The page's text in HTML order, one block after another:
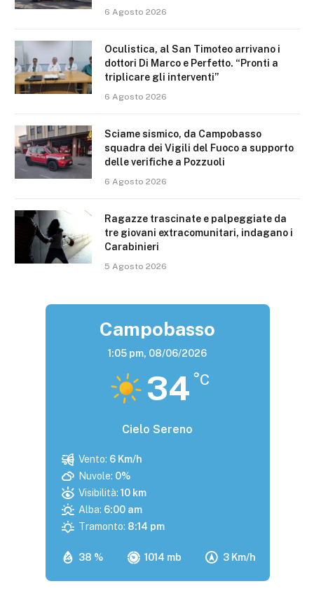
6 Agosto 2026
Oculistica, al San Timoteo arrivano i
dottori Di Marco e Perfetto. “Pronti a
triplicare gli interventi”
6 Agosto 2026
Sciame sismico, da Campobasso
squadra dei Vigili del Fuoco a supporto
delle verifiche a Pozzuoli
6 Agosto 2026
Ragazze trascinate e palpeggiate da
tre giovani extracomunitari, indagano i
Carabinieri
5 Agosto 2026
Campobasso
1:05 pm, 08/06/2026
34 °C
Cielo Sereno
38 % 1014 mb 3 Km/h
Vento: 6 Km/h
Nuvole: 0%
Visibilità: 10 km
Alba: 6:00 am
Tramonto: 8:14 pm